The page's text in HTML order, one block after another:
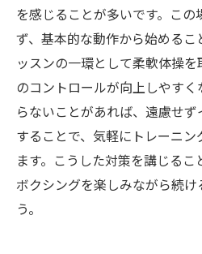
を感じることが多いです。こ
ず、基本的な動作から始めるこ
ッスンの一環として柔軟体操
のコントロールが向上しやす
らないことがあれば、遠慮せ
することで、気軽にトレーニ
ます。こうした対策を講じる
ボクシングを楽しみながら続
う。